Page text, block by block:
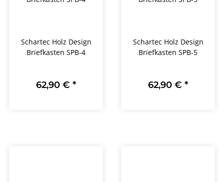
Schartec Holz Design
Briefkasten SPB-4
62,90 € *
Schartec Holz Design
Briefkasten SPB-5
62,90 € *